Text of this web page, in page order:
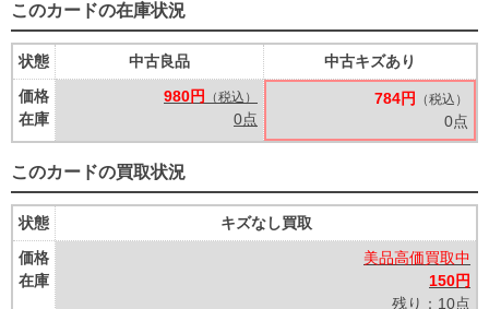
このカードの在庫状況
状態
価格
在庫
中古良品
980円
（税込）
0点
中古キズあり
784円 （税込）
0点
このカードの買取状況
状態
価格
在庫
キズなし買取
美品高価買取中
150円
残り：10点